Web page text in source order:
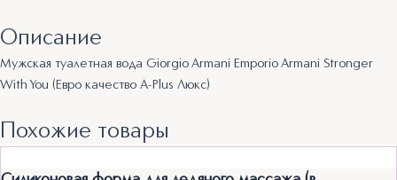
Описание
Мужская туалетная вода Giorgio Armani Emporio Armani Stronger
With You (Евро качество A-Plus Люкс)​
Похожие товары